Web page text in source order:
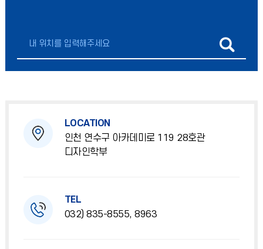
LOCATION
인천 연수구 아카데미로 119 28호관
디자인학부
TEL
032) 835-8555, 8963